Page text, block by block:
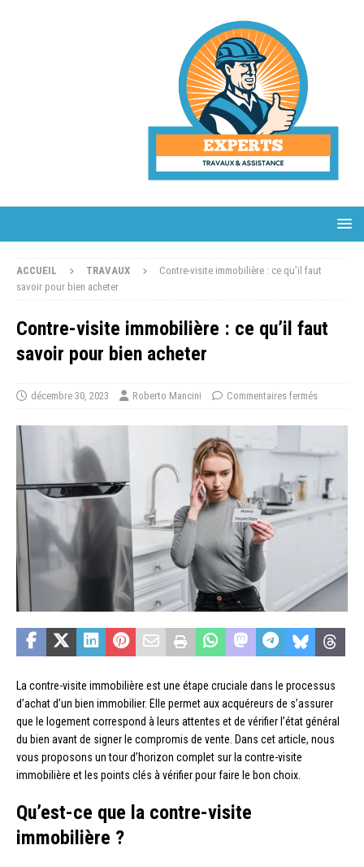
ACCUEIL TRAVAUX
Contre-visite immobilière : ce qu’il faut
savoir pour bien acheter
Contre-visite immobilière : ce qu’il faut
savoir pour bien acheter
décembre 30, 2023 Roberto Mancini Commentaires fermés
La contre-visite immobilière est une étape cruciale dans le processus
d’achat d’un bien immobilier. Elle permet aux acquéreurs de s’assurer
que le logement correspond à leurs attentes et de vérifier l’état général
du bien avant de signer le compromis de vente. Dans cet article, nous
vous proposons un tour d’horizon complet sur la contre-visite
immobilière et les points clés à vérifier pour faire le bon choix.
Qu’est-ce que la contre-visite
immobilière ?